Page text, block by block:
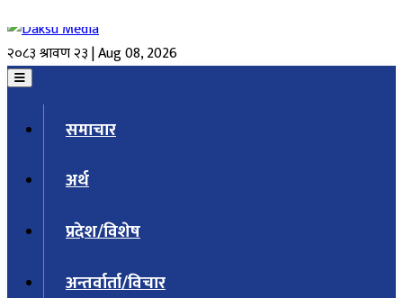
२०८३ श्रावण २३ | Aug 08, 2026
समाचार
अर्थ
प्रदेश/विशेष
अन्तर्वार्ता/विचार